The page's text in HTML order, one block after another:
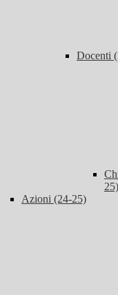
Docenti
25)
Azioni (24-25)